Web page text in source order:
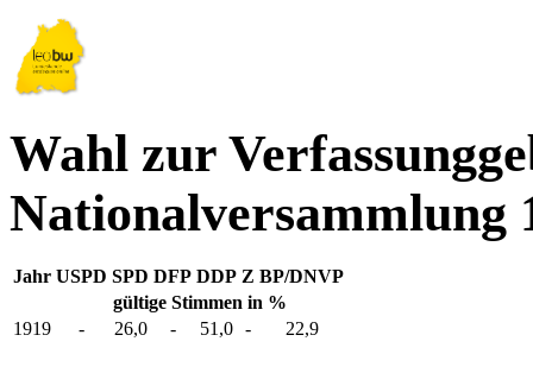
Wahl zur
Nationalversammlung
Jahr USPD SPD DFP DDP Z BP/DNVP
gültige Stimmen in %
1919
- 26,0 - 51,0 - 22,9